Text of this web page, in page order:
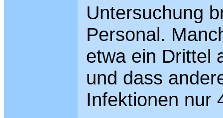
Untersuchung
Personal.
etwa ein Drittel
und dass
Infektionen nur